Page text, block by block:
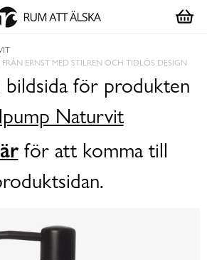
ERNST MED STILREN OCH TIDLÖS DESIGN
bildsida för produkten
Naturvit
för att komma till